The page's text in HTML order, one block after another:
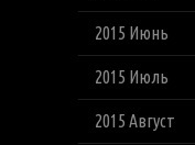
2015 Июнь
2015 Июль
2015 Август